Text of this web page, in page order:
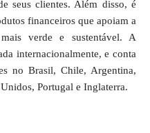
seus clientes. Além disso, é
financeiros que apoiam a
verde e sustentável. A
internacionalmente, e conta
no Brasil, Chile, Argentina,
Portugal e Inglaterra.